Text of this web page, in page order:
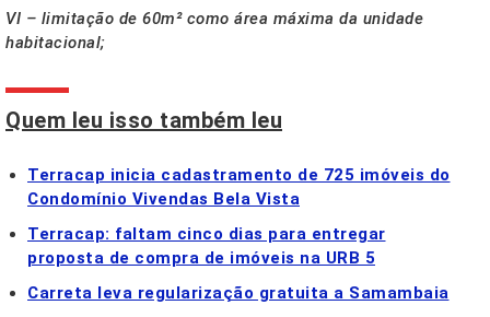
VI – limitação de 60m² como área máxima da unidade
habitacional;
Quem leu isso também leu
Terracap inicia cadastramento de 725 imóveis do
Condomínio Vivendas Bela Vista
Terracap: faltam cinco dias para entregar
proposta de compra de imóveis na URB 5
Carreta leva regularização gratuita a Samambaia